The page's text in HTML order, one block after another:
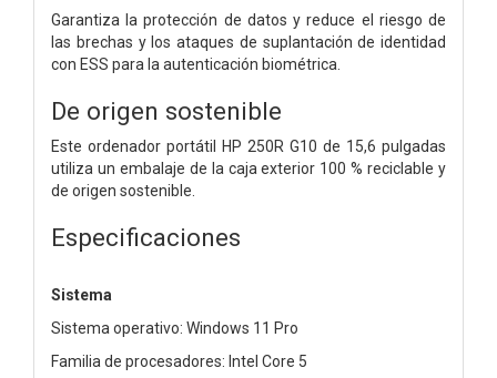
Garantiza la protección de datos y reduce el riesgo de
las brechas y los ataques de suplantación de identidad
con ESS para la autenticación biométrica.
De origen sostenible
Este ordenador portátil HP 250R G10 de 15,6 pulgadas
utiliza un embalaje de la caja exterior 100 % reciclable y
de origen sostenible.
Especificaciones
Sistema
Sistema operativo: Windows 11 Pro
Familia de procesadores: Intel Core 5